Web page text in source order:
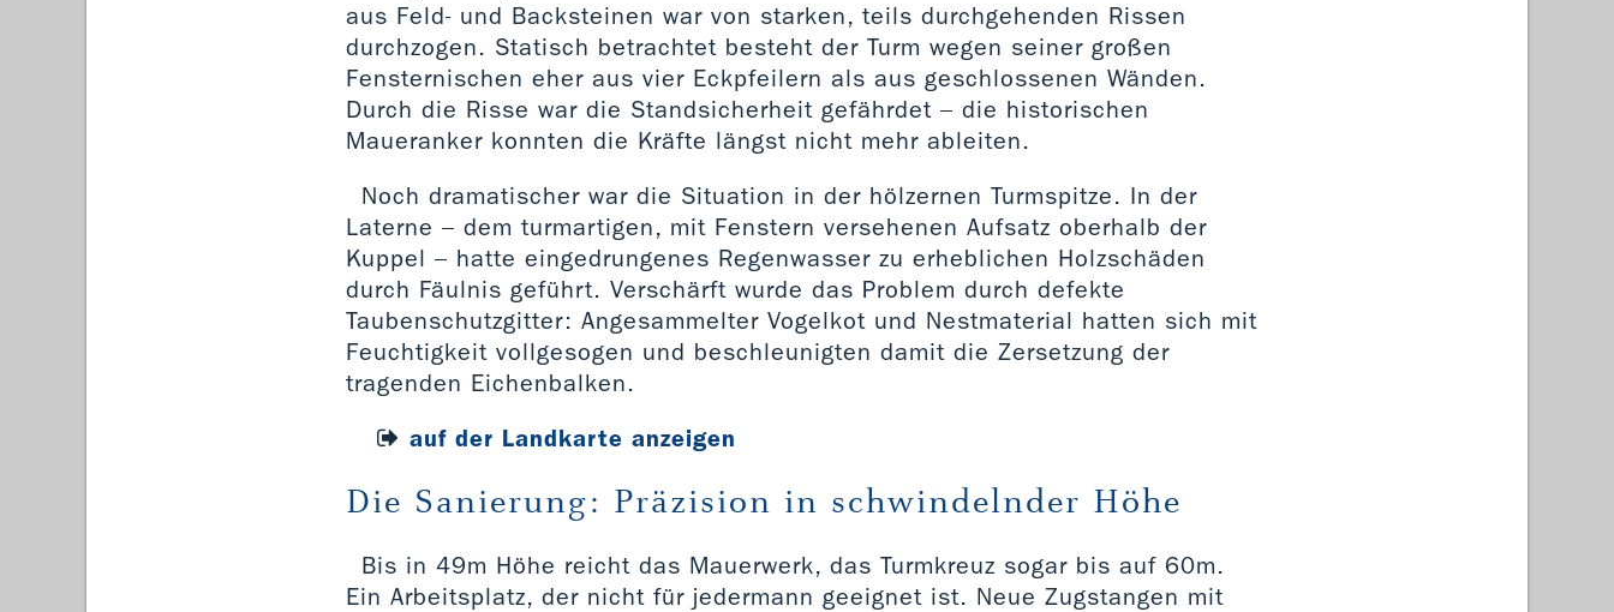
aus Feld- und Backsteinen war von starken, teils durchgehenden Rissen
durchzogen. Statisch betrachtet besteht der Turm wegen seiner großen
Fensternischen eher aus vier Eckpfeilern als aus geschlossenen Wänden.
Durch die Risse war die Standsicherheit gefährdet – die historischen
Maueranker konnten die Kräfte längst nicht mehr ableiten.
Noch dramatischer war die Situation in der hölzernen Turmspitze. In der
Laterne – dem turmartigen, mit Fenstern versehenen Aufsatz oberhalb der
Kuppel – hatte eingedrungenes Regenwasser zu erheblichen Holzschäden
durch Fäulnis geführt. Verschärft wurde das Problem durch defekte
Taubenschutzgitter: Angesammelter Vogelkot und Nestmaterial hatten sich mit
Feuchtigkeit vollgesogen und beschleunigten damit die Zersetzung der
tragenden Eichenbalken.
auf der Landkarte anzeigen
Die Sanierung: Präzision in schwindelnder Höhe
Bis in 49m Höhe reicht das Mauerwerk, das Turmkreuz sogar bis auf 60m.
Ein Arbeitsplatz, der nicht für jedermann geeignet ist. Neue Zugstangen mit